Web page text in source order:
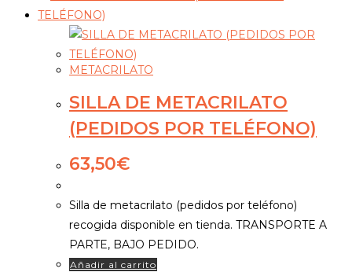
METACRILATO
SILLA DE METACRILATO
(PEDIDOS POR TELÉFONO)
63,50€
Silla de metacrilato (pedidos por teléfono)
recogida disponible en tienda. TRANSPORTE A
PARTE, BAJO PEDIDO.
Añadir al carrito